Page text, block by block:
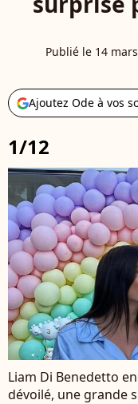
Publié le 14
Ajoutez Ode à vos
1/12
Liam Di Benedetto
dévoilé, une grande